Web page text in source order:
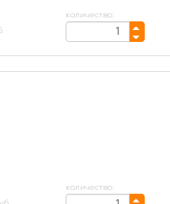
количество:
количество: